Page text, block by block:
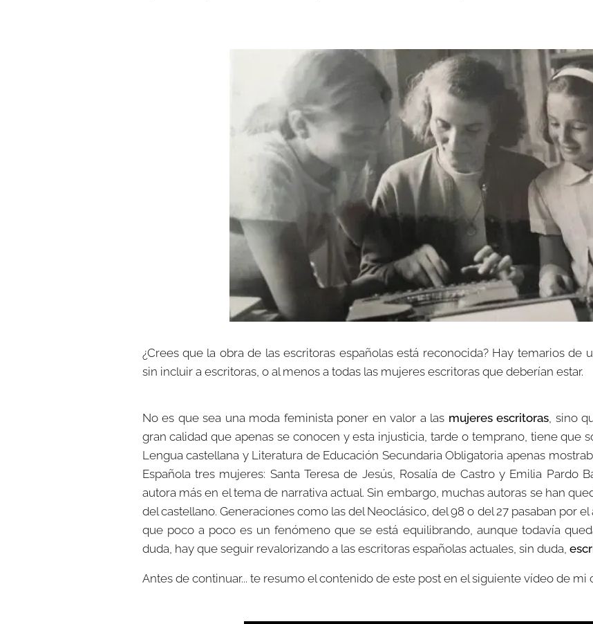
¿Crees que la obra de las escritoras españolas está reconocida? Hay temarios de
sin incluir a escritoras, o al menos a todas las mujeres escritoras que deberían estar.
No es que sea una moda feminista poner en valor a las mujeres escritoras , sino
gran calidad que apenas se conocen y esta injusticia, tarde o temprano, tiene que
Lengua castellana y Literatura de Educación Secundaria Obligatoria apenas
Española tres mujeres: Santa Teresa de Jesús, Rosalía de Castro y Emilia Pardo
autora más en el tema de narrativa actual. Sin embargo, muchas autoras se han
del castellano. Generaciones como las del Neoclásico, del 98 o del 27 pasaban por
que poco a poco es un fenómeno que se está equilibrando, aunque todavía
duda, hay que seguir revalorizando a las escritoras españolas actuales, sin duda,
Antes de continuar... te resumo el contenido de este post en el siguiente vídeo de mi